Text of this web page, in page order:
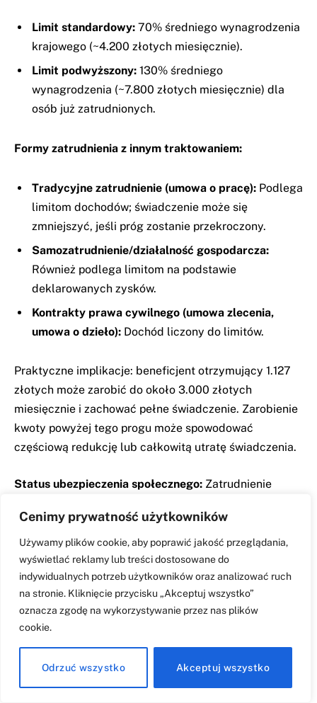
Cenimy prywatność użytkowników
Używamy plików cookie, aby poprawić jakość przeglądania,
wyświetlać reklamy lub treści dostosowane do
indywidualnych potrzeb użytkowników oraz analizować ruch
na stronie. Kliknięcie przycisku „Akceptuj wszystko”
oznacza zgodę na wykorzystywanie przez nas plików
cookie.
Odrzuć wszystko Akceptuj wszystko
Limit standardowy: 70% średniego wynagrodzenia
krajowego (~4.200 złotych miesięcznie).
Limit podwyższony: 130% średniego
wynagrodzenia (~7.800 złotych miesięcznie) dla
osób już zatrudnionych.
Formy zatrudnienia z innym traktowaniem:
Tradycyjne zatrudnienie (umowa o pracę): Podlega
limitom dochodów; świadczenie może się
zmniejszyć, jeśli próg zostanie przekroczony.
Samozatrudnienie/działalność gospodarcza:
Również podlega limitom na podstawie
deklarowanych zysków.
Kontrakty prawa cywilnego (umowa zlecenia,
umowa o dzieło): Dochód liczony do limitów.
Praktyczne implikacje: beneficjent otrzymujący 1.127
złotych może zarobić do około 3.000 złotych
miesięcznie i zachować pełne świadczenie. Zarobienie
kwoty powyżej tego progu może spowodować
częściową redukcję lub całkowitą utratę świadczenia.
Status ubezpieczenia społecznego: Zatrudnienie
społeczne, które pozwalają na nabywanie praw
emerytalnych niezależnie od świadczenia z tytułu
niepełnosprawności. To efektywnie zachęca do pracy
mimo limitów zarobkowych.
Mapa drogowa 2026: fazowa
implementacja i kluczowe daty